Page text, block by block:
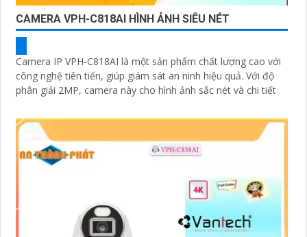
CAMERA VPH-C818AI HÌNH ẢNH SIÊU NÉT
Camera IP VPH-C818AI là một sản phẩm chất lượng cao với
công nghệ tiên tiến, giúp giám sát an ninh hiệu quả. Với độ
phân giải 2MP, camera này cho hình ảnh sắc nét và chi tiết